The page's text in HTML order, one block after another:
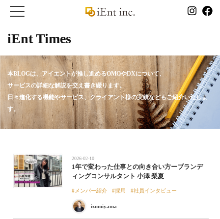
iEnt Times
本BLOGは、アイエントが推し進めるOMOやDXについて、
サービスの詳細な解説を交え書き綴ります。
日々進化する機能やサービス、クライアント様の実績などもご紹介いたしま
す。
2026-02-10
1年で変わった仕事との向き合い方ーブランデ
ィングコンサルタント 小澤 梨夏
メンバー紹介 採用 社員インタビュー
izumiyama